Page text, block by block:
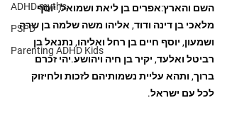
ADHD myths
PSPD
Parenting ADHD Kids
השם והארץ:אפרים בן ליאת ושמואל, יוסף
מלאכי בן דינה ודוד, אליהו משה שלמה בן שרה
ושמעון, יוסף חיים בן רחל ואליהו, נתנאל בן
רביטל ואלעד, יקיר בן חיה ויהושע.יהי זכרם
ברוך, ותהא עליית נשמותיהם לזכות ולחיזוק
לכל עם ישראל.